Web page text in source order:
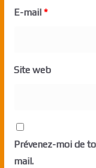
E-mail *
Site web
Prévenez-moi de
mail.